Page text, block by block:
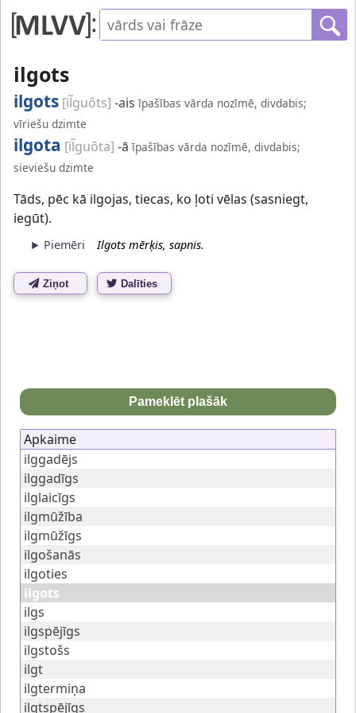
ilgots
ilgots [il̃guôts] -ais īpašības vārda nozīmē, divdabis;
vīriešu dzimte
ilgota [il̃guôta] -ā īpašības vārda nozīmē, divdabis;
sieviešu dzimte
Tāds, pēc kā ilgojas, tiecas, ko ļoti vēlas (sasniegt,
iegūt).
Piemēri Ilgots mērķis, sapnis.
Ziņot Dalīties
Pameklēt plašāk
Apkaime
ilggadējs
ilggadīgs
ilglaicīgs
ilgmūžība
ilgmūžīgs
ilgošanās
ilgoties
ilgots
ilgs
ilgspējīgs
ilgstošs
ilgt
ilgtermiņa
ilgtspējīgs